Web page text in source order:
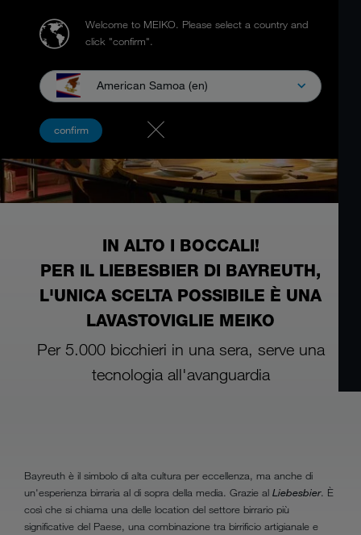
Welcome to MEIKO. Please select a country and
click "confirm".
American Samoa (en)
confirm
IN ALTO I BOCCALI!
PER IL LIEBESBIER DI BAYREUTH,
L'UNICA SCELTA POSSIBILE È UNA
LAVASTOVIGLIE MEIKO
Per 5.000 bicchieri in una sera, serve una
tecnologia all'avanguardia
Bayreuth è il simbolo di alta cultura per eccellenza, ma anche di
un'esperienza birraria al di sopra della media. Grazie al Liebesbier. È
così che si chiama una delle location del settore birrario più
significative del Paese, una combinazione tra birrificio artigianale e